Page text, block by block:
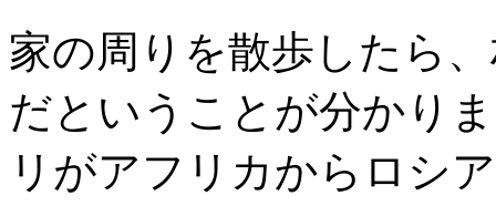
家の周りを散歩したら
だということが分かり
リがアフリカからロシ